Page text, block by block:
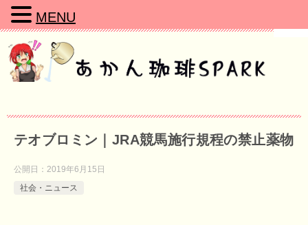
テオブロミン｜JRA競馬施行規程の禁止薬物
公開日： 2019年6月15日
社会・ニュース
MENU